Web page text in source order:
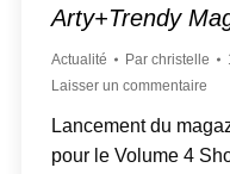
Arty+Trendy
Actualité Par christelle
Laisser un commentaire
Lancement du
pour le Volume 4